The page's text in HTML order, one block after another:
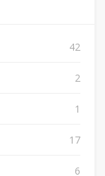
42
2
1
17
6